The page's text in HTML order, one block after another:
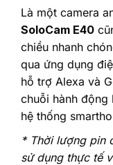
Là một camera
SoloCam E40
chiều nhanh
qua ứng dụng
hỗ trợ Alexa và
chuỗi hành động
hệ thống
* Thời lượng pin
sử dụng thực tế